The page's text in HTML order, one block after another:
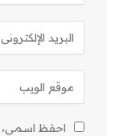
احفظ اسمي،